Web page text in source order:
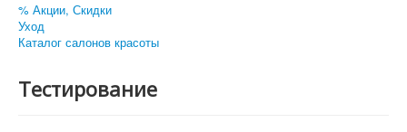
% Акции, Скидки
Уход
Каталог салонов красоты
Тестирование